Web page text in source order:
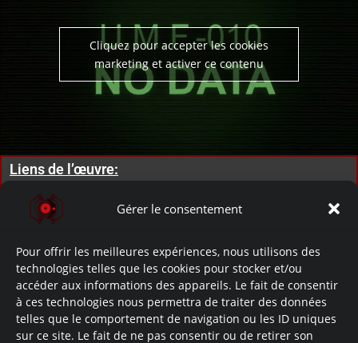
Gérer le consentement
Pour offrir les meilleures expériences, nous utilisons des
technologies telles que les cookies pour stocker et/ou
accéder aux informations des appareils. Le fait de consentir
à ces technologies nous permettra de traiter des données
telles que le comportement de navigation ou les ID uniques
sur ce site. Le fait de ne pas consentir ou de retirer son
Cliquez pour accepter les cookies
marketing et activer ce contenu
Liens de l’œuvre:
Développement: (Site)
Let’s Read: (Youtube)
Lore: (Site)
Documents: No Data.